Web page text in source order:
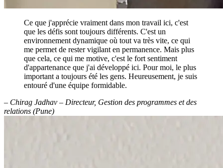
Ce que j'apprécie vraiment dans mon travail ici, c'est
que les défis sont toujours différents. C'est un
environnement dynamique où tout va très vite, ce qui
me permet de rester vigilant en permanence. Mais plus
que cela, ce qui me motive, c'est le fort sentiment
d'appartenance que j'ai développé ici. Pour moi, le plus
important a toujours été les gens. Heureusement, je suis
entouré d'une équipe formidable.
– Chirag Jadhav – Directeur, Gestion des programmes et des
relations (Pune)